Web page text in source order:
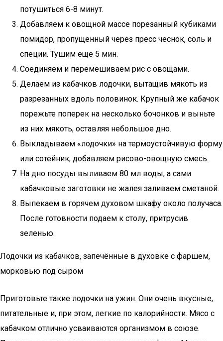
потушиться 6-8 минут.
Добавляем к овощной массе порезанный кубиками
помидор, пропущенный через пресс чеснок, соль и
специи. Тушим еще 5 мин.
Соединяем и перемешиваем рис с овощами.
Делаем из кабачков лодочки, вытащив мякоть из
разрезанных вдоль половинок. Крупный же кабачок
порежьте поперек на несколько бочонков и выньте
из них мякоть, оставляя небольшое дно.
Выкладываем «лодочки» на термоустойчивую форму
или сотейник, добавляем рисово-овощную смесь.
На дно посуды выливаем 80 мл воды, а сами
кабачковые заготовки не жалея заливаем сметаной.
Выпекаем в горячем духовом шкафу около получаса.
После готовности подаем к столу, притрусив
зеленью.
Лодочки из кабачков, запечённые в духовке с фаршем,
морковью под сыром
Приготовьте такие лодочки на ужин. Они очень вкусные,
питательные и, при этом, легкие по калорийности. Мясо с
кабачком отлично усваиваются организмом в союзе.